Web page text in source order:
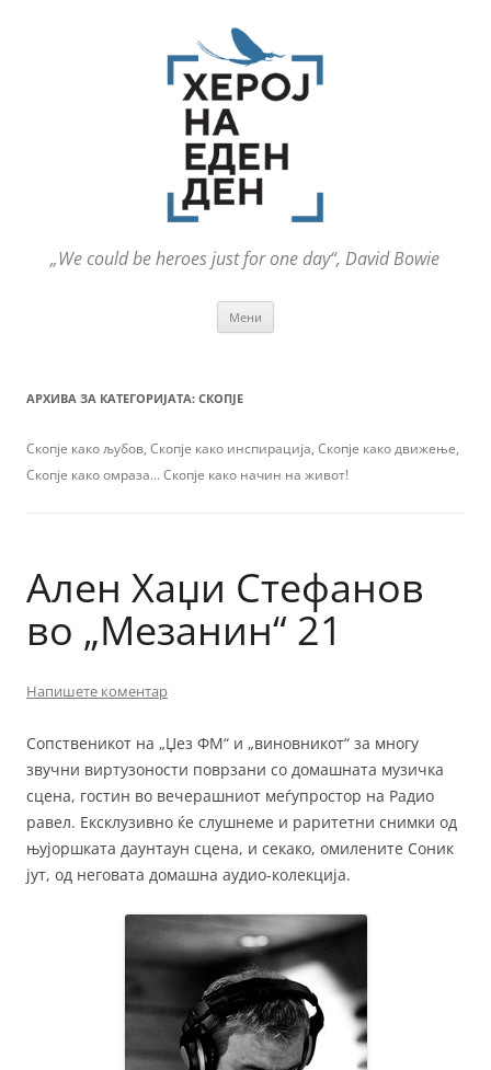
„We could be heroes just for one day“, David Bowie
Мени
АРХИВА ЗА КАТЕГОРИЈАТА: СКОПЈЕ
Скопје како љубов, Скопје како инспирација, Скопје како движење,
Скопје како омраза… Скопје како начин на живот!
Ален Хаџи Стефанов
во „Мезанин“ 21
Напишете коментар
Сопственикот на „Џез ФМ“ и „виновникот“ за многу
звучни виртузоности поврзани со домашната музичка
сцена, гостин во вечерашниот меѓупростор на Радио
равел. Ексклузивно ќе слушнеме и раритетни снимки од
њујоршката даунтаун сцена, и секако, омилените Соник
јут, од неговата домашна аудио-колекција.